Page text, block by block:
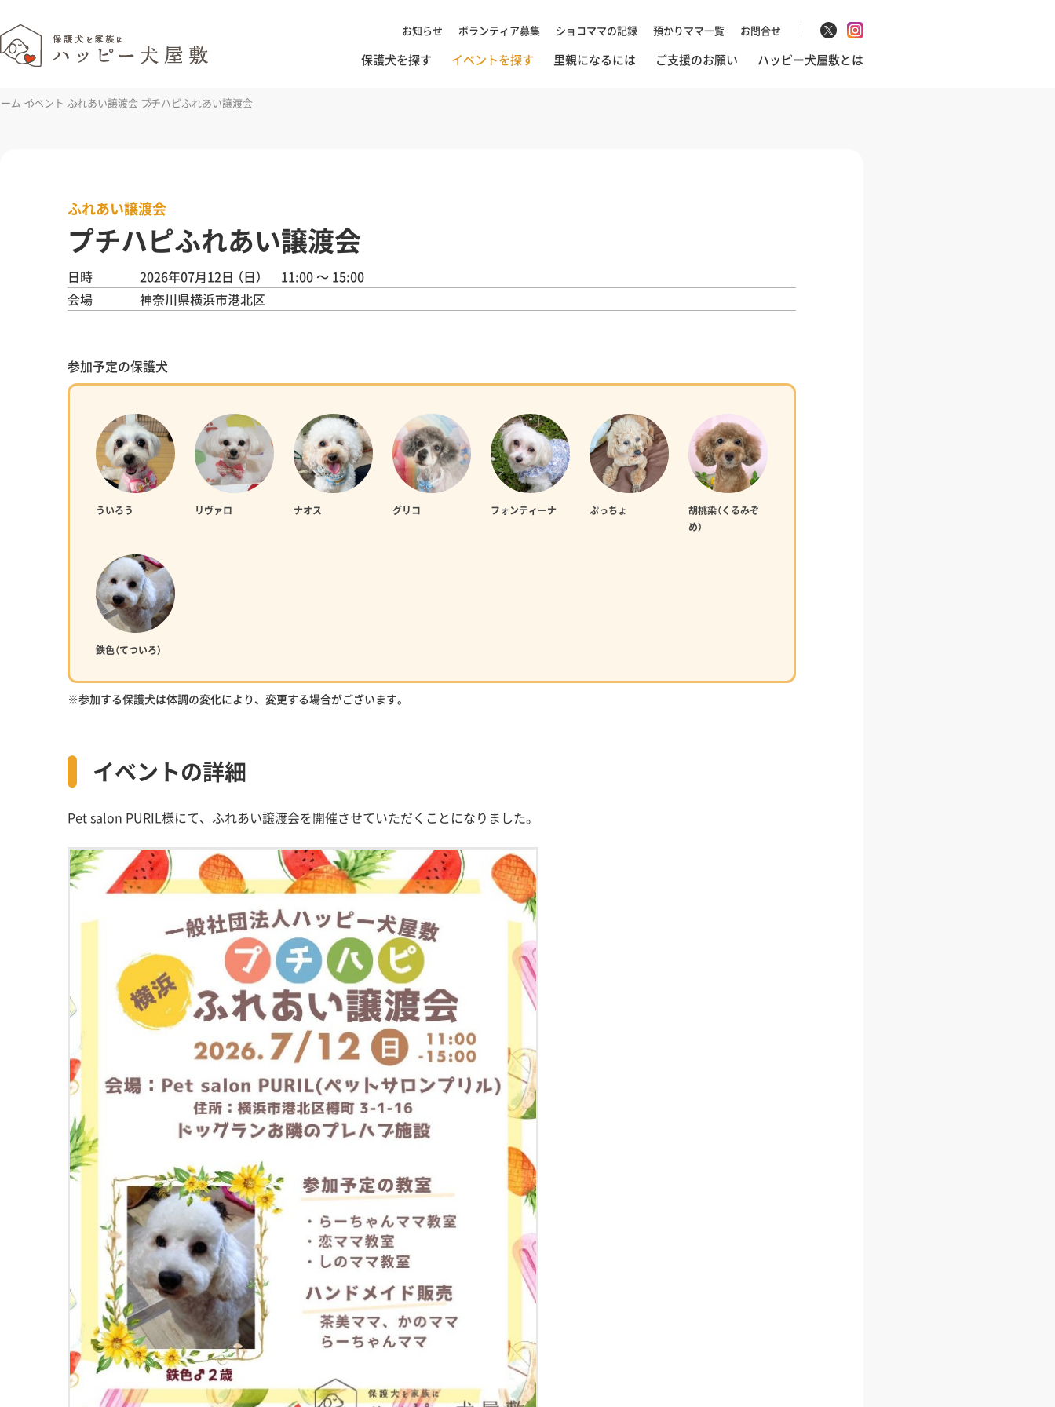
お知らせ ボランティア募集 ショコママの記録 預かりママ一覧 お問合せ
保護犬を探す イベントを探す 里親になるには ご支援のお願い ハッピー犬屋敷とは
ム イベント ふれあい譲渡会 プチハピふれあい譲渡会
ふれあい譲渡会
プチハピふれあい譲渡会
日時 2026年07月12日 （日）
11:00 ～ 15:00
会場
神奈川県横浜市港北区
参加予定の保護犬
ういろう リヴァロ ナオス グリコ フォンティーナ ぷっちょ
胡桃染（くるみぞ
め）
鉄色（てついろ）
※参加する保護犬は体調の変化により、変更する場合がございます。
イベントの詳細
Pet salon PURIL様にて、ふれあい譲渡会を開催させていただくことになりました。